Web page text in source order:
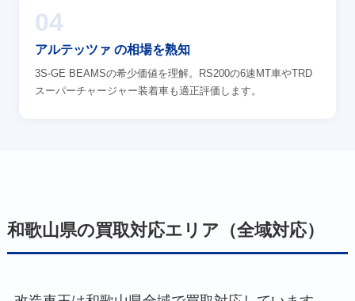
04
アルテッツァ の相場を熟知
3S-GE BEAMSの希少価値を理解。RS200の6速MT車やTRD
スーパーチャージャー装着車も適正評価します。
和歌山県の買取対応エリア（全域対応）